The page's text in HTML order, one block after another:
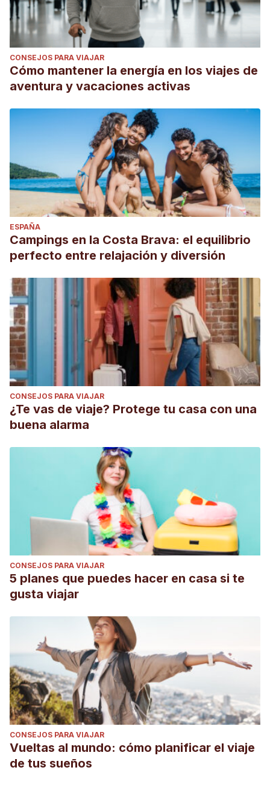
CONSEJOS PARA VIAJAR
Cómo mantener la energía en los viajes de
aventura y vacaciones activas
ESPAÑA
Campings en la Costa Brava: el equilibrio
perfecto entre relajación y diversión
CONSEJOS PARA VIAJAR
¿Te vas de viaje? Protege tu casa con una
buena alarma
CONSEJOS PARA VIAJAR
5 planes que puedes hacer en casa si te
gusta viajar
CONSEJOS PARA VIAJAR
Vueltas al mundo: cómo planificar el viaje
de tus sueños